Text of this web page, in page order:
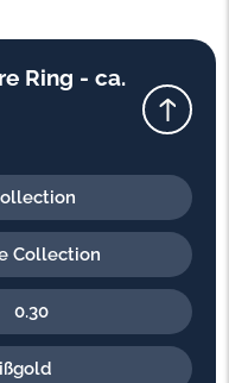
Ring - ca.
Collection
0.30